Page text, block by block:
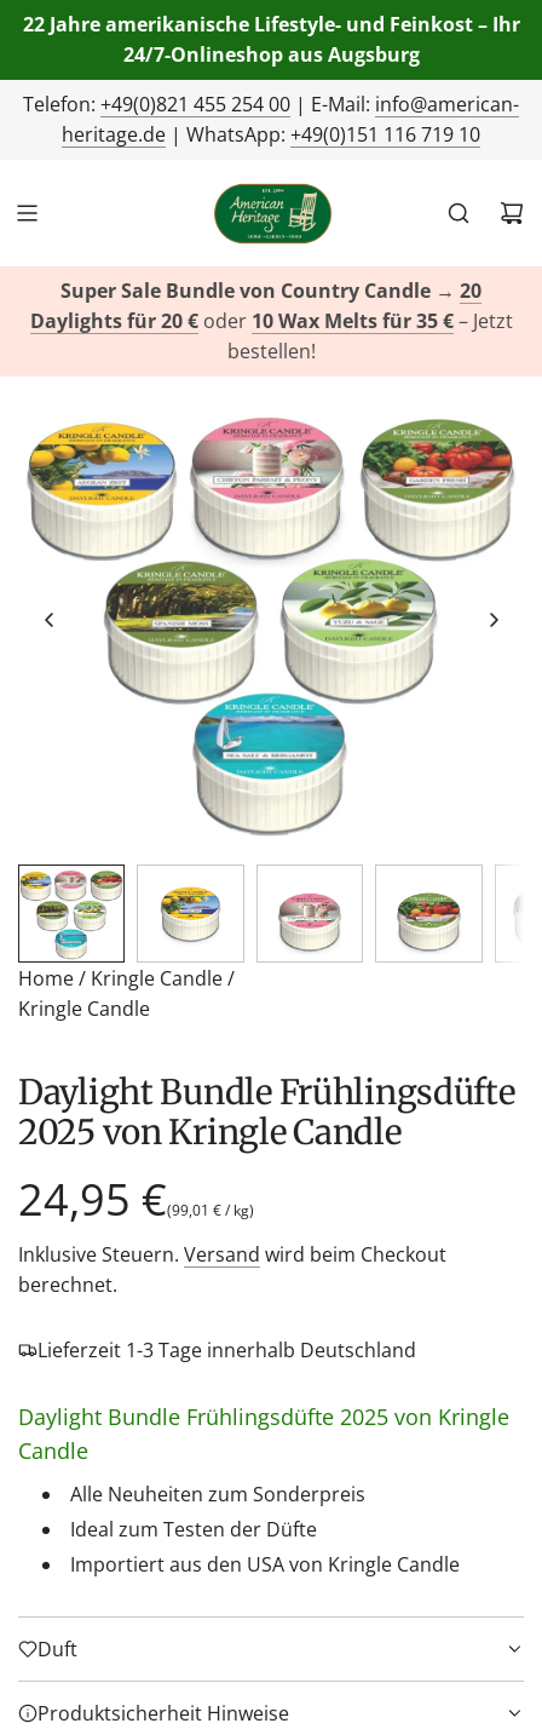
22 Jahre amerikanische Lifestyle- und Feinkost – Ihr
24/7-Onlineshop aus Augsburg
Telefon: +49(0)821 455 254 00 | E-Mail: info@american-
heritage.de | WhatsApp: +49(0)151 116 719 10
Super Sale Bundle von Country Candle → 20
Daylights für 20 €oder 10 Wax Melts für 35 €– Jetzt
bestellen!
Home/ Kringle Candle/
Kringle Candle
Daylight Bundle Frühlingsdüfte
2025 von Kringle Candle
Regulärer
Preis
24,95 €(99,01 €/ kg)
Inklusive Steuern. Versand wird beim Checkout
berechnet.
Lieferzeit 1-3 Tage innerhalb Deutschland
Daylight Bundle Frühlingsdüfte 2025 von Kringle
Candle
Alle Neuheiten zum Sonderpreis
Ideal zum Testen der Düfte
Importiert aus den USA von Kringle Candle
Duft
Produktsicherheit Hinweise